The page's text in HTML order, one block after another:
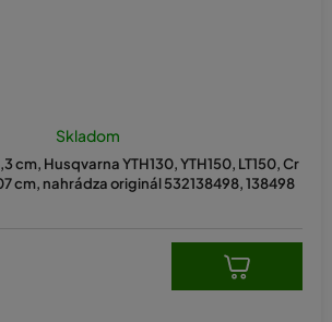
cm, Husqvarna YTH130, YTH150, LT150, Cr
cm, nahrádza originál 532138498, 138498
Skladom